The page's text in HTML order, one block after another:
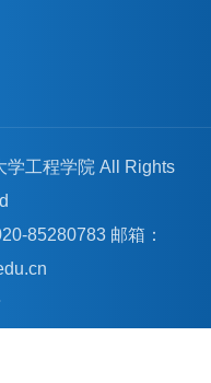
学工程学院 All Rights
85280783 邮箱：